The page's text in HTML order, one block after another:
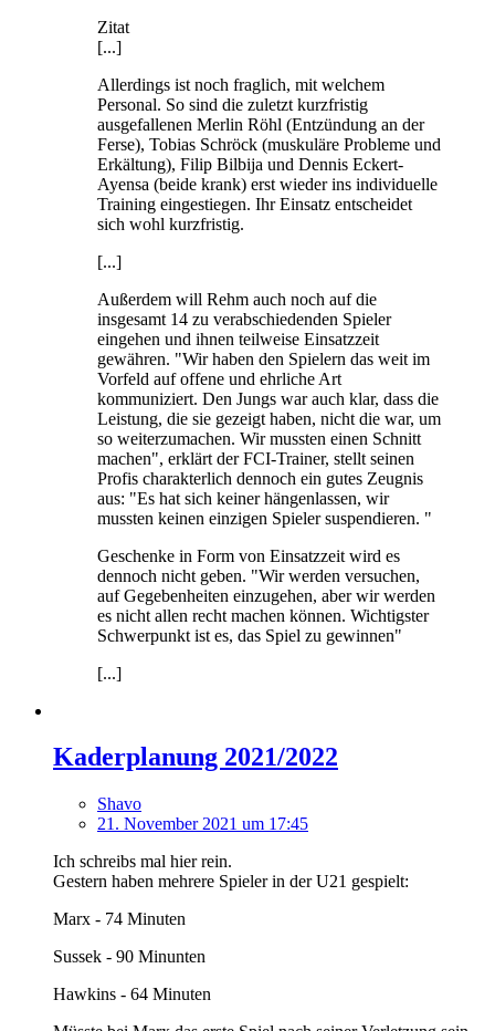
Zitat
[...]
Allerdings ist noch fraglich, mit welchem
Personal. So sind die zuletzt kurzfristig
ausgefallenen Merlin Röhl (Entzündung an der
Ferse), Tobias Schröck (muskuläre Probleme und
Erkältung), Filip Bilbija und Dennis Eckert-
Ayensa (beide krank) erst wieder ins individuelle
Training eingestiegen. Ihr Einsatz entscheidet
sich wohl kurzfristig.
[...]
Außerdem will Rehm auch noch auf die
insgesamt 14 zu verabschiedenden Spieler
eingehen und ihnen teilweise Einsatzzeit
gewähren. "Wir haben den Spielern das weit im
Vorfeld auf offene und ehrliche Art
kommuniziert. Den Jungs war auch klar, dass die
Leistung, die sie gezeigt haben, nicht die war, um
so weiterzumachen. Wir mussten einen Schnitt
machen", erklärt der FCI-Trainer, stellt seinen
Profis charakterlich dennoch ein gutes Zeugnis
aus: "Es hat sich keiner hängenlassen, wir
mussten keinen einzigen Spieler suspendieren. "
Geschenke in Form von Einsatzzeit wird es
dennoch nicht geben. "Wir werden versuchen,
auf Gegebenheiten einzugehen, aber wir werden
es nicht allen recht machen können. Wichtigster
Schwerpunkt ist es, das Spiel zu gewinnen"
[...]
Kaderplanung 2021/2022
Shavo
21. November 2021 um 17:45
Ich schreibs mal hier rein.
Gestern haben mehrere Spieler in der U21 gespielt:
Marx - 74 Minuten
Sussek - 90 Minunten
Hawkins - 64 Minuten